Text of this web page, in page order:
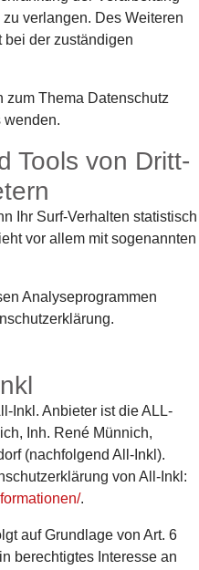
verlangen. Des Weiteren
bei der zuständigen
zum Thema Datenschutz
wenden.
Tools von Dritt­
Ihr Surf-Verhalten statistisch
vor allem mit sogenannten
Analyseprogrammen
Inkl. Anbieter ist die ALL-
Inh. René Münnich,
(nachfolgend All-Inkl).
von All-Inkl:
.
auf Grundlage von Art. 6
berechtigtes Interesse an